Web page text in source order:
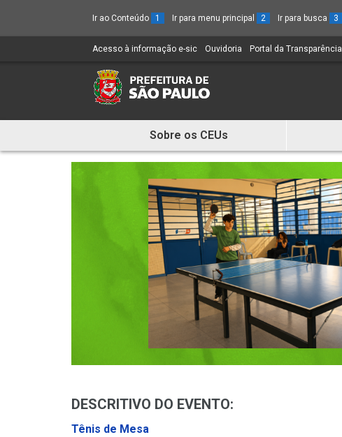
Ir ao Conteúdo 1 Ir para menu principal 2 Ir para busca 3
Acesso à informação e-sic (Link
um
novo
Ouvidoria (Link
Portal da Transparência
e
Sobre os CEUs
DESCRITIVO DO EVENTO:
Tênis de Mesa